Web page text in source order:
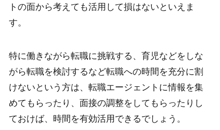
トの面から考えても活用して損はないといえま
す。
特に働きながら転職に挑戦する、育児などをしな
がら転職を検討するなど転職への時間を充分に割
けないという方は、転職エージェントに情報を集
めてもらったり、面接の調整をしてもらったりし
ておけば、時間を有効活用できるでしょう。